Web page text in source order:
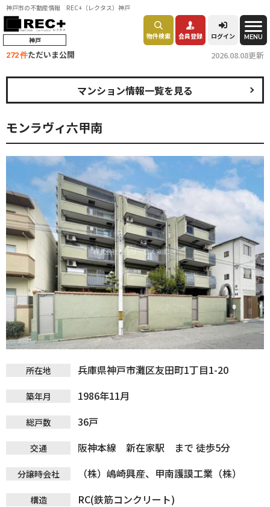
神戸市の不動産情報 REC+（レクタス）神戸
神戸 物件検索 会員登録 ログイン MENU
272 件ただいま公開 2026.08.08更新
モンラヴィ六甲南
マンション情報一覧を見る
所在地 兵庫県神戸市灘区友田町1丁目1-20
築年月 1986年11月
総戸数 36戸
交通 阪神本線 新在家駅 まで 徒歩5分
分譲時会社 （株）嶋崎興産、甲南護謨工業（株）
構造 RC(鉄筋コンクリート)